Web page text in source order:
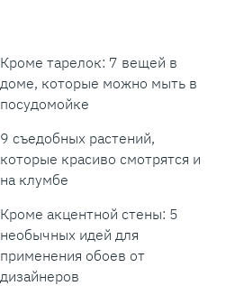
Кроме тарелок: 7 вещей в
доме, которые можно мыть в
посудомойке
9 съедобных растений,
которые красиво смотрятся и
на клумбе
Кроме акцентной стены: 5
необычных идей для
применения обоев от
дизайнеров